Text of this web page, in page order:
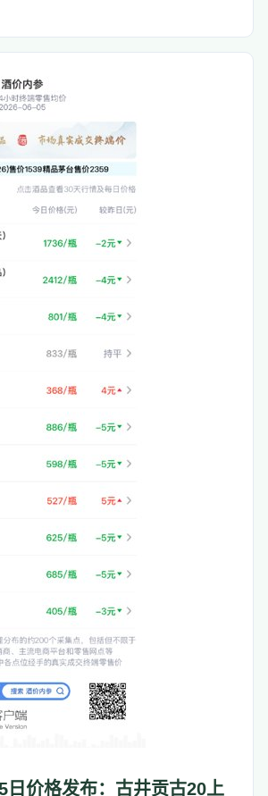
日价格发布：古井贡古20上